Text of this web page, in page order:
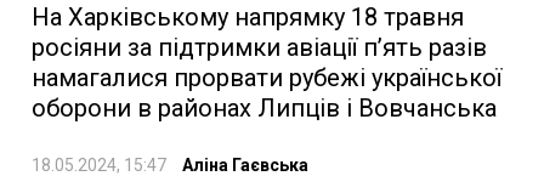
На Харківському напрямку 18 травня
росіяни за підтримки авіації п’ять разів
намагалися прорвати рубежі української
оборони в районах Липців і Вовчанська
18.05.2024, 15:47 Аліна Гаєвська